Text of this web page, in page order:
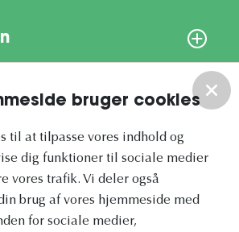
bruger cookies
til at tilpasse vores indhold og
dig funktioner til sociale medier
vores trafik. Vi deler også
brug af vores hjemmeside med
for sociale medier,